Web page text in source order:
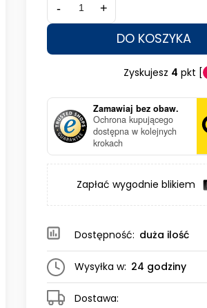
- +
DO KOSZYKA
Zyskujesz 4 pkt [
Zamawiaj bez obaw.
Ochrona kupującego
dostępna w kolejnych
krokach
Zapłać wygodnie blikiem
Dostępność: duża ilość
Wysyłka w: 24 godziny
Dostawa: